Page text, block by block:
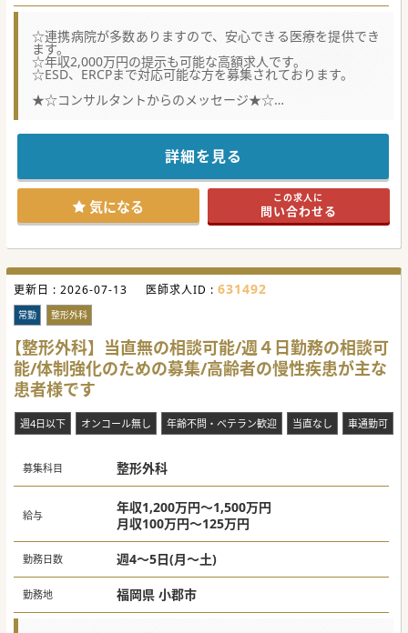
☆連携病院が多数ありますので、安心できる医療を提供でき
ます。
☆年収2,000万円の提示も可能な高額求人です。
☆ESD、ERCPまで対応可能な方を募集されております。
★☆コンサルタントからのメッセージ★☆
小郡市にある100床規模の病院です。
る件数増加のために医師を募集しています。
是非お気軽にお問合せください。
詳細を見る
気になる この求人に
問い合わせる
更新日 : 2026-07-13 医師求人ID : 631492
常勤 整形外科
【整形外科】当直無の相談可能/週４日勤務の相談可
能/体制強化のための募集/高齢者の慢性疾患が主な
患者様です
週4日以下 オンコール無し 年齢不問・ベテラン歓迎 当直なし 車通勤可
募集科目 整形外科
給与
年収1,200万円～1,500万円
月収100万円～125万円
勤務日数 週4～5日(月～土)
勤務地 福岡県 小郡市